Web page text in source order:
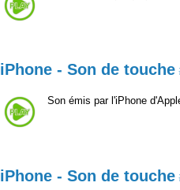
iPhone - Son de touche
Son émis par l'iPhone
iPhone - Son de touche